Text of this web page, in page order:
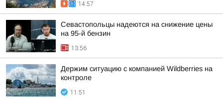
14:57
Севастопольцы надеются на снижение цены
на 95-й бензин
13:56
Держим ситуацию с компанией Wildberries на
контроле
11:51